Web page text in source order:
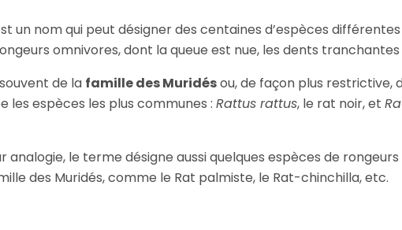
un nom qui peut désigner des centaines d’espèces
omnivores, dont la queue est nue, les dents
de la famille des Muridésou, de façon plus restrictive,
les espèces les plus communes : Rattus rattus, le rat noir, et
analogie, le terme désigne aussi quelques espèces de
des Muridés, comme le Rat palmiste, le Rat-chinchilla, etc.